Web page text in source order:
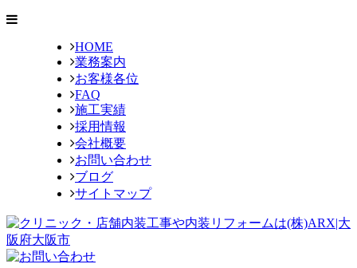
HOME
業務案内
お客様各位
FAQ
施工実績
採用情報
会社概要
お問い合わせ
ブログ
サイトマップ